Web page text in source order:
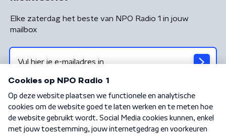
Elke zaterdag het beste van NPO Radio 1 in jouw
mailbox
Algemene voorwaarden